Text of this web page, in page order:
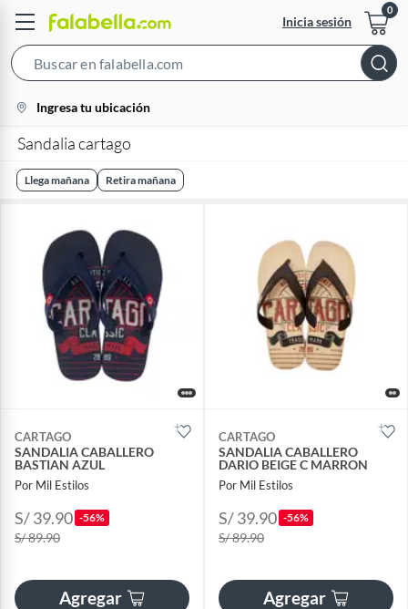
Inicia sesión
Bar
location-
icon
Ingresa tu ubicación
Sandalia cartago
Llega mañana Retira mañana
CARTAGO
SANDALIA CABALLERO
BASTIAN AZUL
Por Mil Estilos
S/ 39.90 -56%
S/ 89.90
Agregar
CARTAGO
SANDALIA CABALLERO
DARIO BEIGE C MARRON
Por Mil Estilos
S/ 39.90 -56%
S/ 89.90
Agregar